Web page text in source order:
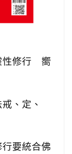
性修行 嚮
、定、
要統合佛